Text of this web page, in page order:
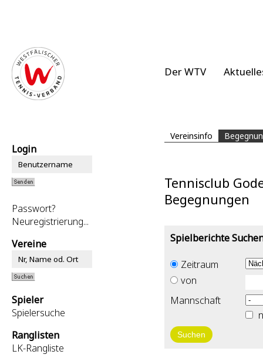
Der WTV
Vereinsinfo
Login
Passwort?
Neuregistrierung...
Vereine
Spieler
Spielersuche
Ranglisten
LK-Rangliste
Tennisclub
Begegnungen
Spielberichte
Zeitraum
von
Mannschaft